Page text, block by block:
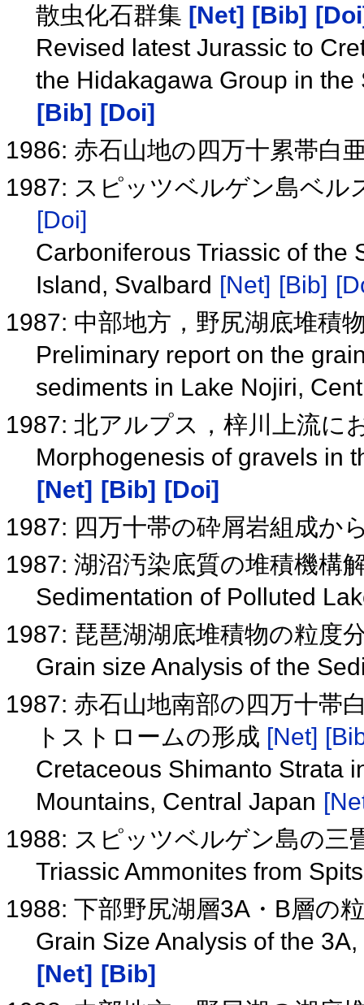
散虫化石群集 [Net] [Bib]
Revised latest Jurassic to
the Hidakagawa Group in
[Bib] [Doi]
1986: 赤石山地の四万十累帯白
1987: スピッツベルゲン島ベル
[Doi]
Carboniferous Triassic of the
Island, Svalbard [Net] [Bib]
1987: 中部地方，野尻湖底堆積
Preliminary report on the
sediments in Lake Nojiri,
1987: 北アルプス，梓川上流に
Morphogenesis of gravels in
[Net] [Bib] [Doi]
1987: 四万十帯の砕屑岩組成か
1987: 湖沼汚染底質の堆積機構
Sedimentation of Polluted
1987: 琵琶湖湖底堆積物の粒度
Grain size Analysis of the
1987: 赤石山地南部の四万十帯
トストロームの形成 [Net]
Cretaceous Shimanto Strata
Mountains, Central Japan
1988: スピッツベルゲン島の
Triassic Ammonites from
1988: 下部野尻湖層3A・B層の
Grain Size Analysis of the
[Net]
[Bib]